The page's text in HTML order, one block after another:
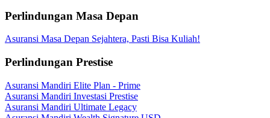
Perlindungan Masa Depan
Asuransi Masa Depan Sejahtera, Pasti Bisa Kuliah!
Perlindungan Prestise
Asuransi Mandiri Elite Plan - Prime
Asuransi Mandiri Investasi Prestise
Asuransi Mandiri Ultimate Legacy